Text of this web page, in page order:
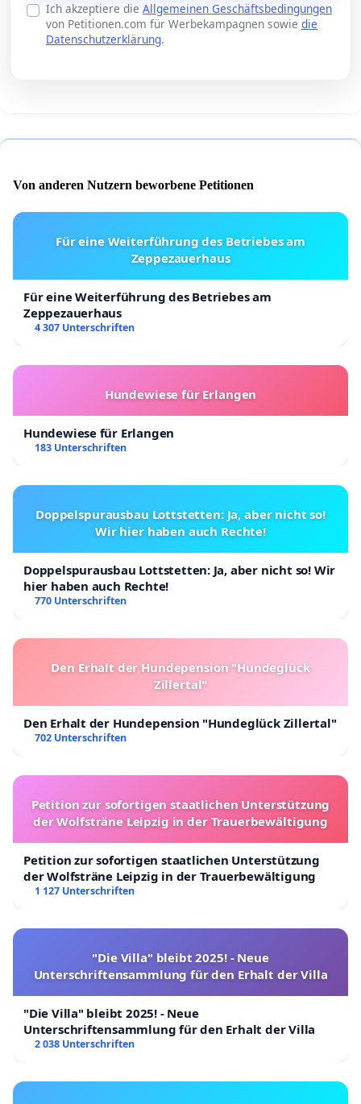
Ich akzeptiere die Allgemeinen Geschäftsbedingungen
von Petitionen.com für Werbekampagnen sowie die
Datenschutzerklärung.
Von anderen Nutzern beworbene Petitionen
Für eine Weiterführung des Betriebes am
Zeppezauerhaus
Für eine Weiterführung des Betriebes am
Zeppezauerhaus
4 307 Unterschriften
Hundewiese für Erlangen
Hundewiese für Erlangen
183 Unterschriften
Doppelspurausbau Lottstetten: Ja, aber nicht so!
Wir hier haben auch Rechte!
Doppelspurausbau Lottstetten: Ja, aber nicht so! Wir
hier haben auch Rechte!
770 Unterschriften
Den Erhalt der Hundepension "Hundeglück
Zillertal"
Den Erhalt der Hundepension "Hundeglück Zillertal"
702 Unterschriften
Petition zur sofortigen staatlichen Unterstützung
der Wolfsträne Leipzig in der Trauerbewältigung
Petition zur sofortigen staatlichen Unterstützung
der Wolfsträne Leipzig in der Trauerbewältigung
1 127 Unterschriften
"Die Villa" bleibt 2025! - Neue
Unterschriftensammlung für den Erhalt der Villa
"Die Villa" bleibt 2025! - Neue
Unterschriftensammlung für den Erhalt der Villa
2 038 Unterschriften